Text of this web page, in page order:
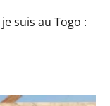
suis au Togo :